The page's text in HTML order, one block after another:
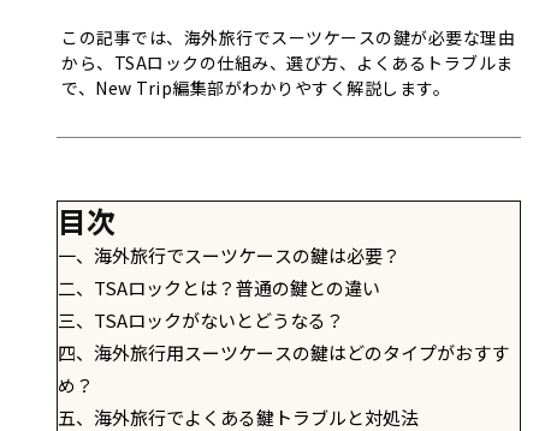
この記事では、海外旅行でスーツケースの鍵が必要な理由
から、TSAロックの仕組み、選び方、よくあるトラブルま
で、New Trip編集部がわかりやすく解説します。
目次
一、海外旅行でスーツケースの鍵は必要？
二、TSAロックとは？普通の鍵との違い
三、TSAロックがないとどうなる？
四、海外旅行用スーツケースの鍵はどのタイプがおすす
め？
五、海外旅行でよくある鍵トラブルと対処法